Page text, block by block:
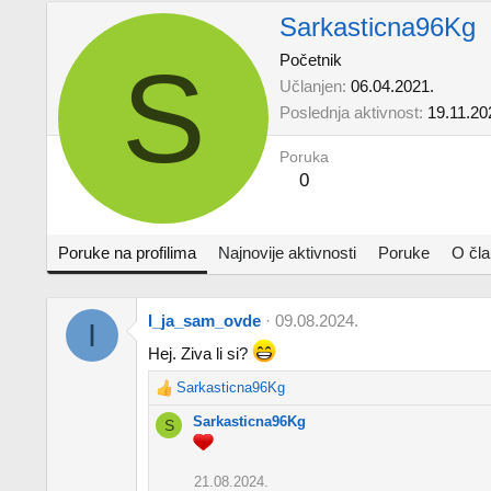
S
Sarkasticna96Kg
Početnik
Učlanjen 06.04.2021.
Poslednja aktivnost
Poruka
0
Poruke na profilima Najnovije aktivnosti Poruke O
I I_ja_sam_ovde
09.08.2024.
Hej. Ziva li si?
R
e
a
Sarkasticna96Kg
S Sarkasticna96Kg
21.08.2024.